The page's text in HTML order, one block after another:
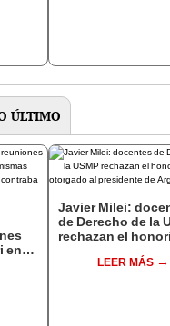
ÚLTIMO
en
Javier Milei:
de Derecho de la
rechazan el
presidente de
LEER MÁS